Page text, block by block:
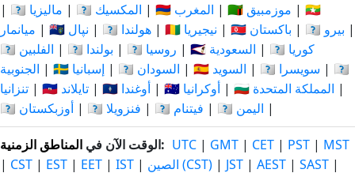
|
🇲🇾 ماليزيا | 🇲🇽 المكسيك | 🇲🇦 المغرب | 🇲🇿 موزمبيق | 🇲🇲
ميانمار | 🇳🇵 نپال | 🇳🇱 هولندا | 🇳🇬 نيجيريا | 🇵🇰 باكستان | 🇵🇪 بيرو |
🇵🇭 الفلبين | 🇵🇱 بولندا | 🇷🇺 روسيا | 🇸🇦 السعودية | 🇰🇷 كوريا
الجنوبية | 🇪🇸 إسبانيا | 🇸🇩 السودان | 🇸🇪 السويد | 🇨🇭 سويسرا | 🇹🇿
تنزانيا | 🇹🇭 تايلاند | 🇺🇬 أوغندا | 🇺🇦 أوكرانيا | 🇬🇧 المملكة المتحدة |
🇺🇿 أوزبكستان | 🇻🇪 فنزويلا | 🇻🇳 فيتنام | 🇾🇪 اليمن |
الوقت الآن في المناطق الزمنية : UTC | GMT | CET | PST | MST
| CST | EST | EET | IST | الصين (CST) | JST | AEST | SAST |